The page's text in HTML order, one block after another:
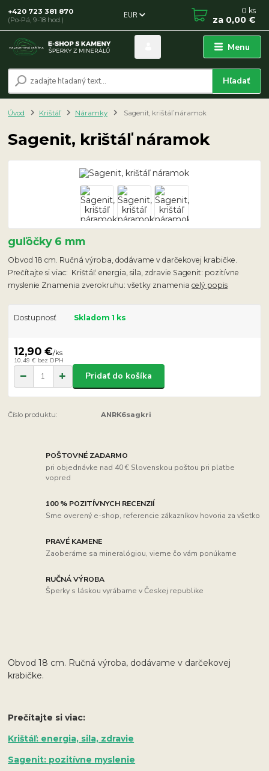
Menu
EUR
Hľadať
+420 723 381 870
(Po-Pá, 9-18 hod.)
0 ks
za 0,00 €
Úvod Krištáľ Náramky Sagenit, krištáľ náramok
Sagenit, krištáľ náramok
guľôčky 6 mm
Obvod 18 cm. Ručná výroba, dodávame v darčekovej krabičke.
Prečítajte si viac: Krištáľ: energia, sila, zdravie Sagenit: pozitívne
myslenie Znamenia zverokruhu: všetky znameniacelý popis
Dostupnosť Skladom 1 ks
12,90 €/ks
10,49 € bez DPH
Pridať do košíka
Číslo produktu: ANRK6sagkri
POŠTOVNÉ ZADARMO
pri objednávke nad 40 € Slovenskou poštou pri platbe
vopred
100 % POZITÍVNYCH RECENZIÍ
Sme overený e-shop, referencie zákazníkov hovoria za všetko
PRAVÉ KAMENE
Zaoberáme sa mineralógiou, vieme čo vám ponúkame
RUČNÁ VÝROBA
Šperky s láskou vyrábame v Českej republike
Obvod 18 cm. Ručná výroba, dodávame v darčekovej
krabičke.
Prečítajte si viac:
Krištáľ: energia, sila, zdravie
Sagenit: pozitívne myslenie